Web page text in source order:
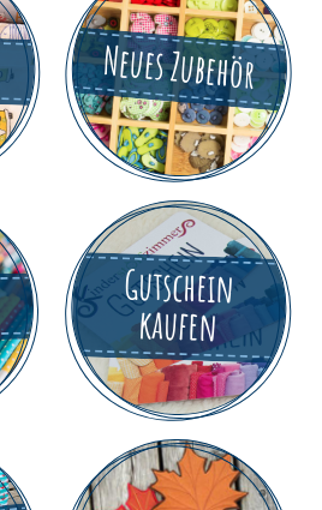
Neues Zubehör
Gutschein
kaufen